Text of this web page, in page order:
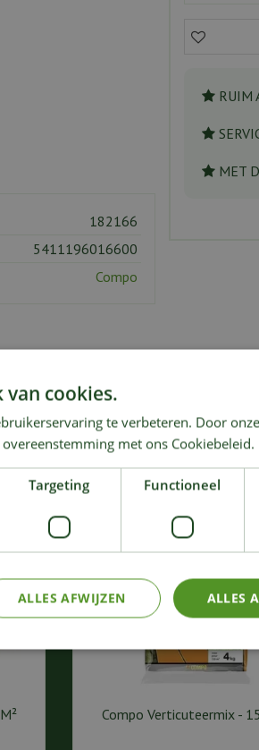
RUIM
MET
182166
5411196016600
Compo
OOK EENS NAAR:
Compo Verticuteermix -
van cookies.
te verbeteren. Door
met ons Cookiebeleid.
Targeting Functioneel
ALLES
ALLES AFWIJZEN